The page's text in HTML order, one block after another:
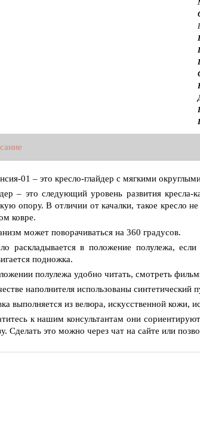
01 – это кресло-глайдер с мягкими
– это следующий уровень развития
опору. В отличии от качалки, такое кресло
ковре.
может поворачиваться на 360 градусов.
раскладывается в положение полулежа,
подножка.
полулежа удобно читать, смотреть
наполнителя использованы
выполняется из велюра, искусственной кожи,
к нашим консультантам они
Сделать это можно через чат на сайте или